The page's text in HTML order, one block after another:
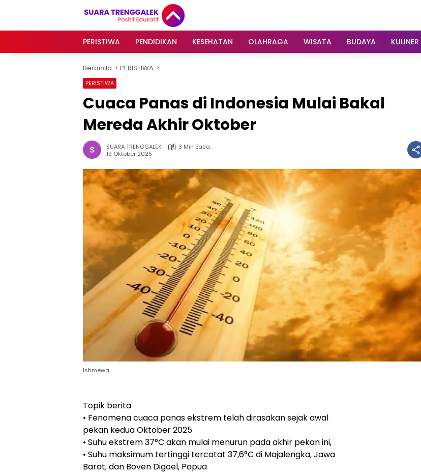
PERISTIWA
PENDIDIKAN KESEHATAN OLAHRAGA WISATA BUDAYA KULINER
Beranda PERISTIWA
PERISTIWA
Cuaca Panas di Indonesia Mulai Bakal
Mereda Akhir Oktober
SUARA TRENGGALEK
3 Min Baca
19 Oktober 2025
Istimewa
Topik berita
• Fenomena cuaca panas ekstrem telah dirasakan sejak awal
pekan kedua Oktober 2025
• Suhu ekstrem 37°C akan mulai menurun pada akhir pekan ini,
• Suhu maksimum tertinggi tercatat 37,6°C di Majalengka, Jawa
Barat, dan Boven Digoel, Papua